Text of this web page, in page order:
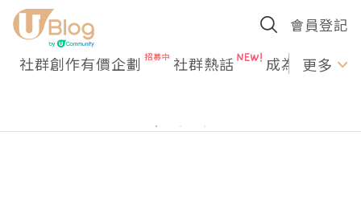
會員登記
社群創作有價企劃 社群熱話 成為U更多